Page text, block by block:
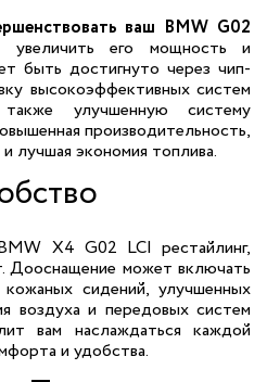
ваш BMW G02
его мощность и
быть достигнуто через чип-
высокоэффективных систем
улучшенную систему
производительность,
лучшая экономия топлива.
X4 G02 LCI рестайлинг,
Дооснащение может включать
сидений, улучшенных
воздуха и передовых систем
вам наслаждаться каждой
и удобства.